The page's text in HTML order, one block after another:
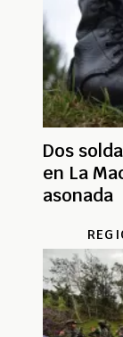
Dos
en La
asonada